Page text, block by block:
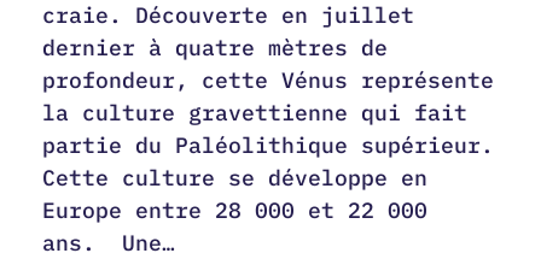
craie. Découverte en juillet
dernier à quatre mètres de
profondeur, cette Vénus représente
la culture gravettienne qui fait
partie du Paléolithique supérieur.
Cette culture se développe en
Europe entre 28 000 et 22 000
ans. Une…